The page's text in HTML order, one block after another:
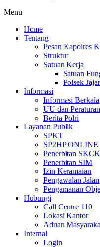
Menu
Home
Tentang
Pesan Kapolres
Struktur
Satuan Kerja
Satuan
Polsek
Informasi
Informasi Berkala
UU dan Peraturan
Berita Polri
Layanan Publik
SPKT
SP2HP ONLINE
Penerbitan SKCK
Penerbitan SIM
Izin Keramaian
Pengawalan Jalan
Pengamanan
Hubungi
Call Centre 110
Lokasi Kantor
Aduan
Internal
Login